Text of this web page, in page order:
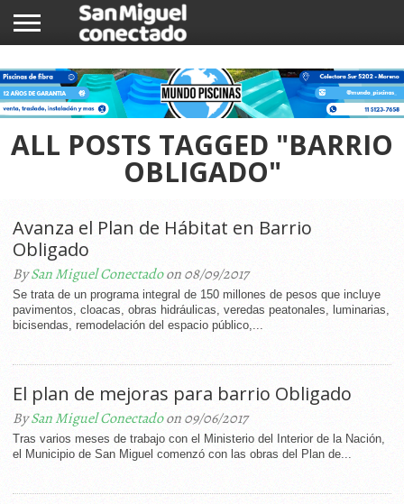
NOTICIAS
COMUNIDAD
COMERCIOS
ALL POSTS TAGGED "BARRIO
OBLIGADO"
Avanza el Plan de Hábitat en Barrio
Obligado
BySan Miguel Conectadoon 08/09/2017
Se trata de un programa integral de 150 millones de pesos que incluye
pavimentos, cloacas, obras hidráulicas, veredas peatonales, luminarias,
bicisendas, remodelación del espacio público,...
El plan de mejoras para barrio Obligado
BySan Miguel Conectadoon 09/06/2017
Tras varios meses de trabajo con el Ministerio del Interior de la Nación,
el Municipio de San Miguel comenzó con las obras del Plan de...